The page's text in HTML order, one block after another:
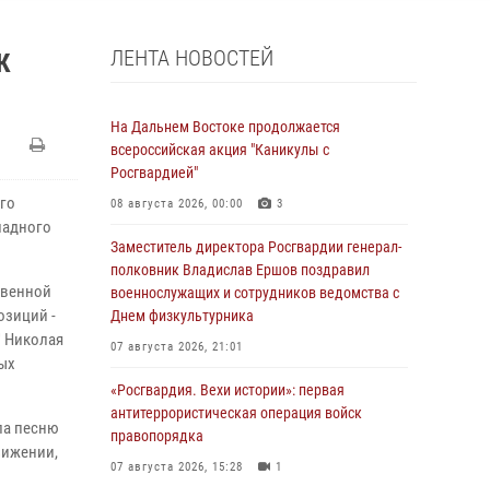
-
Николая
песню
ЛЕНТА НОВОСТЕЙ
На Дальнем Востоке продолжается
всероссийская акция "Каникулы с
Росгвардией"
08 августа 2026, 00:00 3
Заместитель директора Росгвардии генерал-
полковник Владислав Ершов поздравил
военнослужащих и сотрудников ведомства с
Днем физкультурника
07 августа 2026, 21:01
«Росгвардия. Вехи истории»: первая
антитеррористическая операция войск
правопорядка
07 августа 2026, 15:28 1